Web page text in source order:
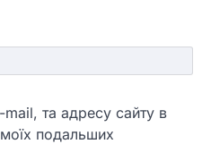
та адресу сайту в
подальших